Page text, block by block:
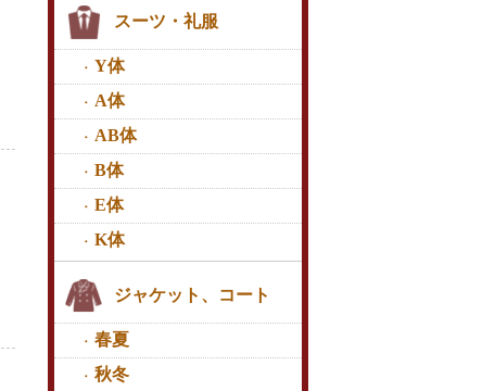
スーツ・礼服
Y体
A体
AB体
B体
E体
K体
ジャケット、コート
春夏
秋冬